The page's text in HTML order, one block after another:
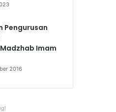
Pengurusan
Imam
2016